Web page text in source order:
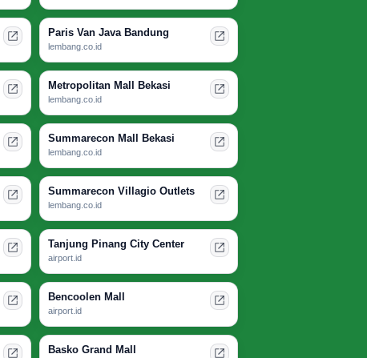
Paris Van Java Bandung
lembang.co.id
Metropolitan Mall Bekasi
lembang.co.id
Summarecon Mall Bekasi
lembang.co.id
Summarecon Villagio Outlets
lembang.co.id
Tanjung Pinang City Center
airport.id
Bencoolen Mall
airport.id
Basko Grand Mall